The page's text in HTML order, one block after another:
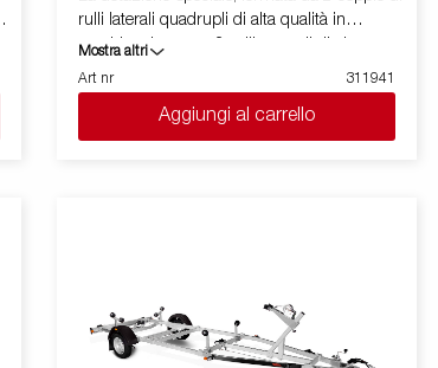
rulli laterali quadrupli di alta qualità in
combinazione con 2 rulli centrali di alta
qualità e regolabili, garantiscono una
distribuzione ottimale del carico e quindi
proteggono lo scafo del vostro
gommone/barca. Il telaio zincato a caldo
carter di protezione ed è fissato insieme al
fermoprua su un supporto completamente
Mostra altri
Art nr
311941
Aggiungi al carrello